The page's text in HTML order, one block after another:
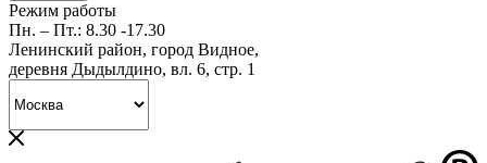
Режим работы
Пн. – Пт.: 8.30 -17.30
Ленинский район, город Видное,
деревня Дыдылдино, вл. 6, стр. 1